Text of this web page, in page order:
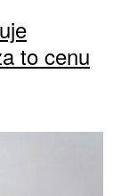
to cenu